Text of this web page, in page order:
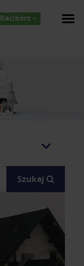
Racibórz
Szukaj